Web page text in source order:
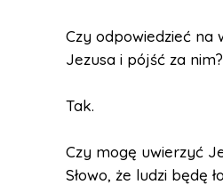
Czy odpowiedzieć na
Jezusa i pójść za nim?
Tak.
Czy mogę uwierzyć
Słowo, że ludzi będę